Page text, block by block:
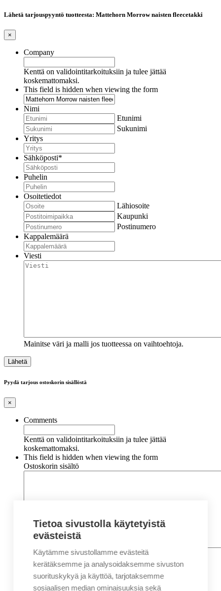
Lähetä tarjouspyyntö tuotteesta: Mattehorn Morrow naisten fleecetakki
×
Company
Kenttä on validointitarkoituksiin ja tulee jättää
koskemattomaksi.
This field is hidden when viewing the form
Nimi
Etunimi
Sukunimi
Yritys
Sähköposti*
Puhelin
Osoitetiedot
Lähiosoite
Kaupunki
Postinumero
Kappalemäärä
Viesti
Mainitse väri ja malli jos tuotteessa on vaihtoehtoja.
Pyydä tarjous ostoskorin sisällöstä
×
Comments
Kenttä on validointitarkoituksiin ja tulee jättää
koskemattomaksi.
This field is hidden when viewing the form
Ostoskorin sisältö
Nimi*
Etunimi
Sukunimi
Tietoa sivustolla käytetyistä
evästeistä
Käytämme sivustollamme evästeitä
kerätäksemme ja analysoidaksemme sivuston
suorituskykyä ja käyttöä, tarjotaksemme
sosiaalisen median ominaisuuksia sekä